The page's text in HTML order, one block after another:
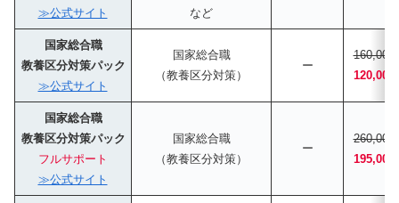
≫公式サイト
など
国家総合職
教養区分対策パック
≫公式サイト
国家総合職
（教養区分対策）
ー
160,000
120,000
国家総合職
教養区分対策パック
フルサポート
≫公式サイト
国家総合職
（教養区分対策）
ー
260,000
195,000